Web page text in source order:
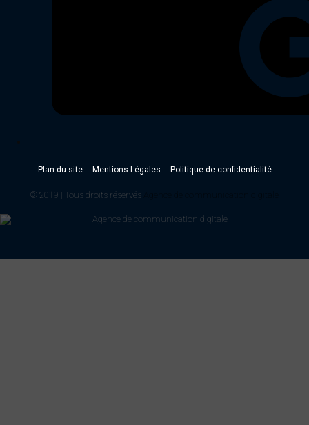
Plan du site Mentions Légales Politique de confidentialité
© 2019 | Tous droits réservés